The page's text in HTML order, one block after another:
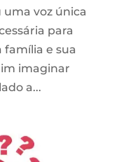
voz única
para
família e sua
imaginar
a...